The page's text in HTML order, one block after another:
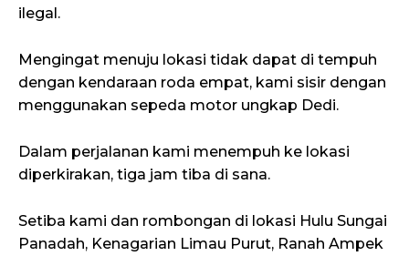
ilegal.
Mengingat menuju lokasi tidak dapat di tempuh
dengan kendaraan roda empat, kami sisir dengan
menggunakan sepeda motor ungkap Dedi.
Dalam perjalanan kami menempuh ke lokasi
diperkirakan, tiga jam tiba di sana.
Setiba kami dan rombongan di lokasi Hulu Sungai
Panadah, Kenagarian Limau Purut, Ranah Ampek